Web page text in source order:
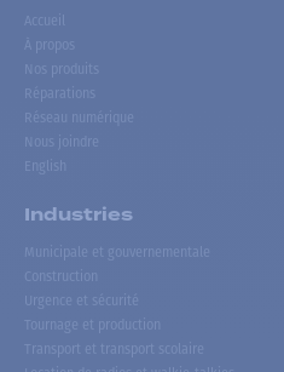
Accueil
À propos
Nos produits
Réparations
Réseau numérique
Nous joindre
English
Industries
Municipale et gouvernementale
Construction
Urgence et sécurité
Tournage et production
Transport et transport scolaire